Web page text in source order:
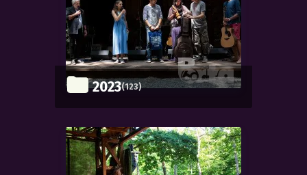
2023(123)